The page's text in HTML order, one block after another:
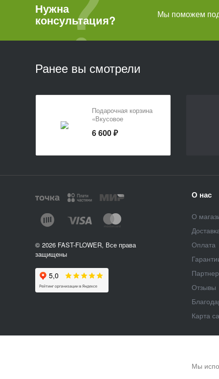
Нужна
консультация? Мы поможем
Ранее вы смотрели
Подарочная корзина
«Вкусовое
6 600 ₽
© 2026 FAST-FLOWER, Все права
защищены
О нас
О
Оплата
Отзывы
Карта
Мы